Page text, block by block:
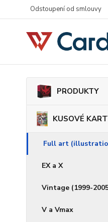
Odstoupení od smlouvy
PRODUKTY
KUSOVÉ
Full art
EX a X
Vintage (1999-
V a Vmax